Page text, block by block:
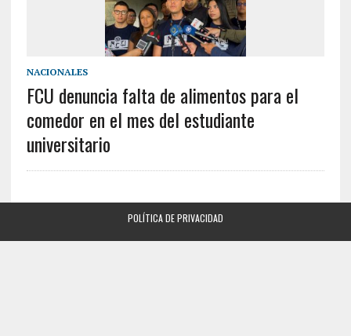
NACIONALES
FCU denuncia falta de alimentos para el
comedor en el mes del estudiante
universitario
POLÍTICA DE PRIVACIDAD